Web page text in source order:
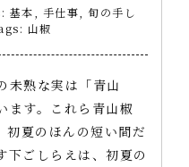
基本 手仕事
旬の手し
山椒
未熟な実は「青山
ます。これら青山椒
夏のほんの短い間だ
下ごしらえは、初夏の